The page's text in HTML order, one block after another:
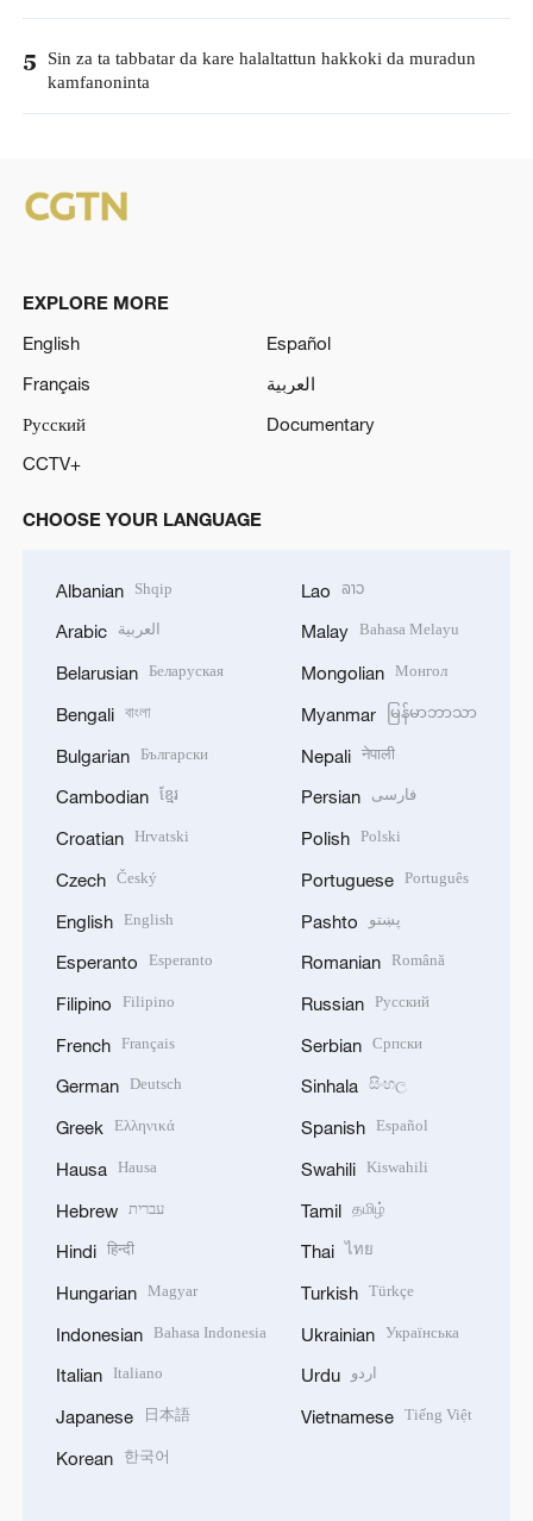
5 Sin za ta tabbatar da kare halaltattun hakkoki da muradun
kamfanoninta
EXPLORE MORE
English
Español
Français
العربية
Русский
Documentary
CCTV+
CHOOSE YOUR LANGUAGE
Albanian Shqip
Arabic العربية
Belarusian Беларуская
Bengali বাংলা
Bulgarian Български
Cambodian ខ្មែរ
Croatian Hrvatski
Czech Český
English English
Esperanto Esperanto
Filipino Filipino
French Français
German Deutsch
Greek Ελληνικά
Hausa Hausa
Hebrew עברית
Hindi हिन्दी
Hungarian Magyar
Indonesian Bahasa Indonesia
Italian Italiano
Japanese 日本語
Korean 한국어
Lao ລາວ
Malay Bahasa Melayu
Mongolian Монгол
Myanmar မြန်မာဘာသာ
Nepali नेपाली
Persian فارسی
Polish Polski
Portuguese Português
Pashto پښتو
Romanian Română
Russian Русский
Serbian Српски
Sinhala සිංහල
Spanish Español
Swahili Kiswahili
Tamil தமிழ்
Thai ไทย
Turkish Türkçe
Ukrainian Українська
Urdu اردو
Vietnamese Tiếng Việt